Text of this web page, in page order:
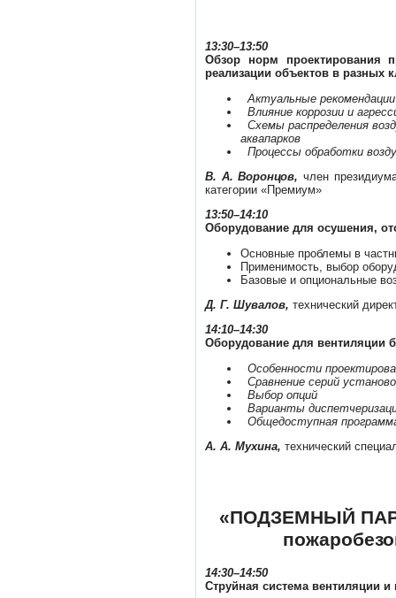
13:30–13:50
Обзор норм проектирования
реализации объектов в разных
Актуальные
Влияние коррозии и
­Схемы распределения
аквапарков
Процессы обработки
В. А. Воронцов, член
категории «Премиум»
13:50–14:10
Оборудование для осушения,
Основные проблемы в
Применимость, выбор
Базовые и опциональные
Д. Г. Шувалов, технический
14:10–14:30
Оборудование для вентиляции
Особенности
Сравнение серий
Выбор опций
Варианты
Общедоступная
А. А. Мухина, технический
«ПОДЗЕМНЫЙ
14:30–14:50
Струйная система вентиляции